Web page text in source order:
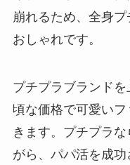
崩れるため、全身
おしゃれです。
プチプラブランド
頃な価格で可愛い
きます。プチプラ
がら、パパ活を成功